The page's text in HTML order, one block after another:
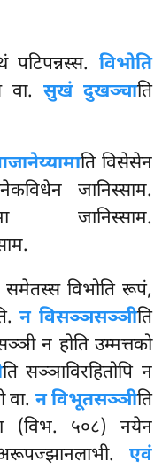
विभोति
सुखं दुखञ्चाति
ति विसेसेन
जानिस्साम.
जानिस्साम.
समेतस्स विभोति रूपं,
न विसञ्ञसञ्ञीति
न होति उम्मत्तको
ति सञ्ञाविरहितोपि न
वा. न विभूतसञ्ञीति
(विभ. ५०८) नयेन
एवं